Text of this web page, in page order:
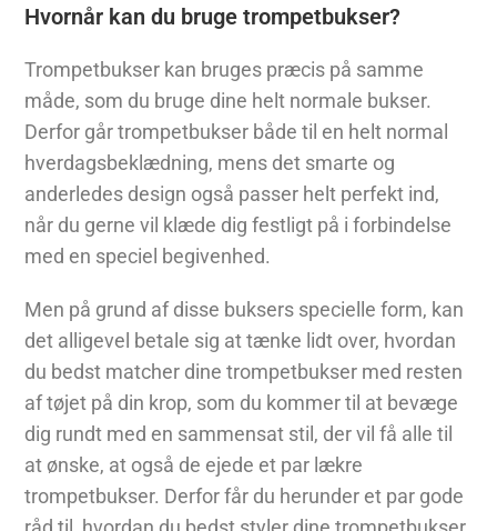
Hvornår kan du bruge trompetbukser?
Trompetbukser kan bruges præcis på samme
måde, som du bruge dine helt normale bukser.
Derfor går trompetbukser både til en helt normal
hverdagsbeklædning, mens det smarte og
anderledes design også passer helt perfekt ind,
når du gerne vil klæde dig festligt på i forbindelse
med en speciel begivenhed.
Men på grund af disse buksers specielle form, kan
det alligevel betale sig at tænke lidt over, hvordan
du bedst matcher dine trompetbukser med resten
af tøjet på din krop, som du kommer til at bevæge
dig rundt med en sammensat stil, der vil få alle til
at ønske, at også de ejede et par lækre
trompetbukser. Derfor får du herunder et par gode